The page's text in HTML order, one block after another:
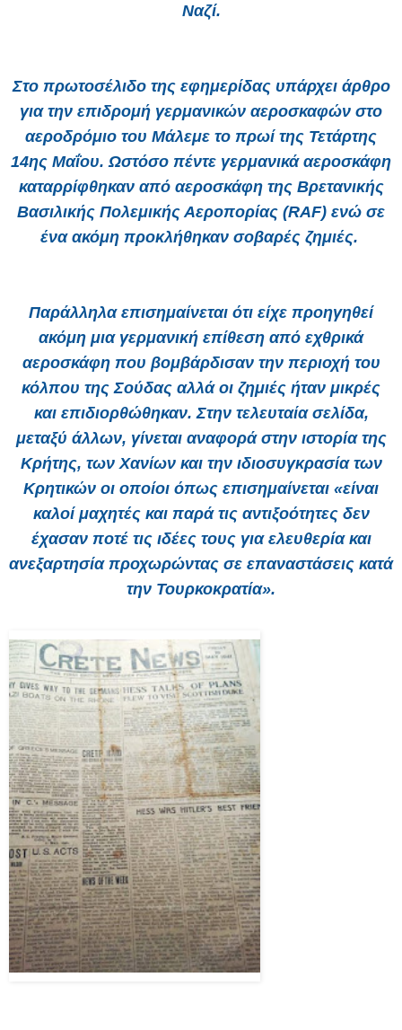
Ναζί.
Στο πρωτοσέλιδο της εφημερίδας υπάρχει άρθρο
για την επιδρομή γερμανικών αεροσκαφών στο
αεροδρόμιο του Μάλεμε το πρωί της Τετάρτης
14ης Μαΐου. Ωστόσο πέντε γερμανικά αεροσκάφη
καταρρίφθηκαν από αεροσκάφη της Βρετανικής
Βασιλικής Πολεμικής Αεροπορίας (RAF) ενώ σε
ένα ακόμη προκλήθηκαν σοβαρές ζημιές.
Παράλληλα επισημαίνεται ότι είχε προηγηθεί
ακόμη μια γερμανική επίθεση από εχθρικά
αεροσκάφη που βομβάρδισαν την περιοχή του
κόλπου της Σούδας αλλά οι ζημιές ήταν μικρές
και επιδιορθώθηκαν. Στην τελευταία σελίδα,
μεταξύ άλλων, γίνεται αναφορά στην ιστορία της
Κρήτης, των Χανίων και την ιδιοσυγκρασία των
Κρητικών οι οποίοι όπως επισημαίνεται «είναι
καλοί μαχητές και παρά τις αντιξοότητες δεν
έχασαν ποτέ τις ιδέες τους για ελευθερία και
ανεξαρτησία προχωρώντας σε επαναστάσεις κατά
την Τουρκοκρατία».